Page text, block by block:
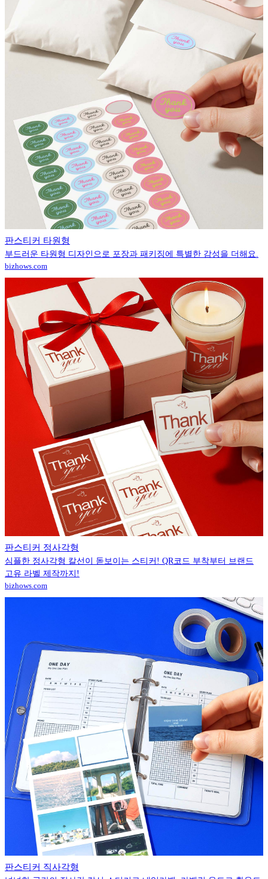
판스티커 타원형
부드러운 타원형 디자인으로 포장과 패키징에 특별한 감성을 더해요.
bizhows.com
판스티커 정사각형
심플한 정사각형 칼선이 돋보이는 스티커! QR코드 부착부터 브랜드
고유 라벨 제작까지!
bizhows.com
판스티커 직사각형